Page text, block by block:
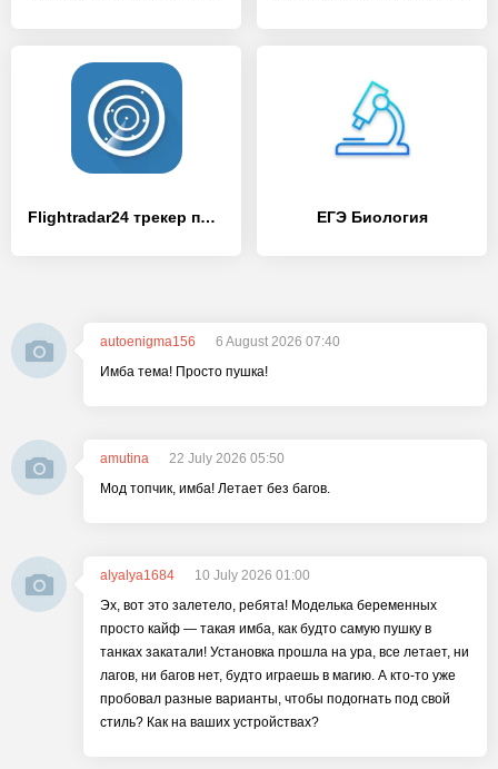
Flightradar24 трекер полетов ЕГЭ Биология
autoenigma156
6 August 2026 07:40
Имба тема! Просто пушка!
amutina
22 July 2026 05:50
Мод топчик, имба! Летает без багов.
alyalya1684
10 July 2026 01:00
Эх, вот это залетело, ребята! Моделька беременных
просто кайф — такая имба, как будто самую пушку в
танках закатали! Установка прошла на ура, все летает, ни
лагов, ни багов нет, будто играешь в магию. А кто-то уже
пробовал разные варианты, чтобы подогнать под свой
стиль? Как на ваших устройствах?